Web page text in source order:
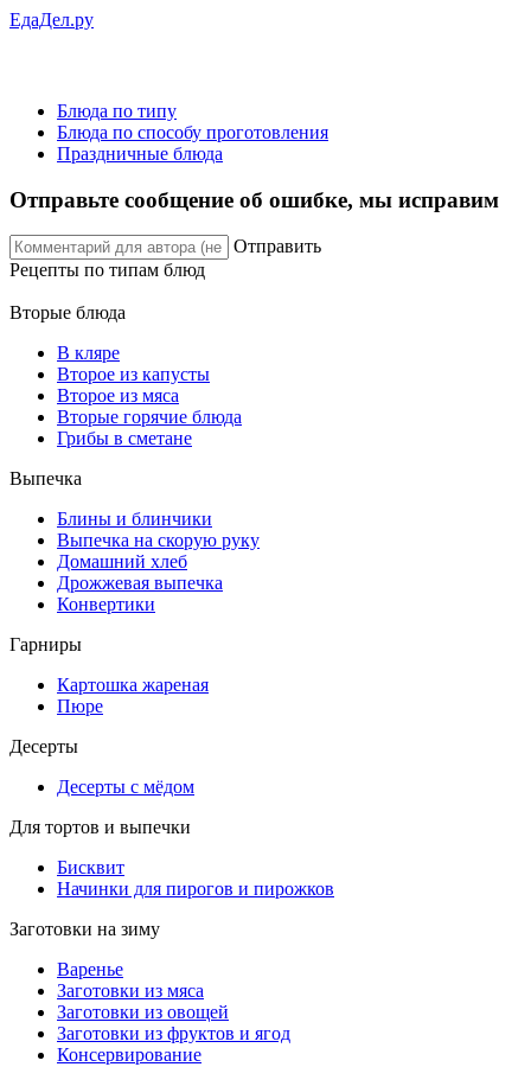
ЕдаДел.ру
Блюда по типу
Блюда по способу проготовления
Праздничные блюда
Отправьте сообщение об ошибке, мы исправим
Отправить
Рецепты по типам блюд
Вторые блюда
В кляре
Второе из капусты
Второе из мяса
Вторые горячие блюда
Грибы в сметане
Выпечка
Блины и блинчики
Выпечка на скорую руку
Домашний хлеб
Дрожжевая выпечка
Конвертики
Гарниры
Картошка жареная
Пюре
Десерты
Десерты с мёдом
Для тортов и выпечки
Бисквит
Начинки для пирогов и пирожков
Заготовки на зиму
Варенье
Заготовки из мяса
Заготовки из овощей
Заготовки из фруктов и ягод
Консервирование